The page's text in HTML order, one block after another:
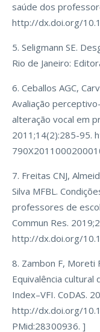
saúde dos
http://dx.doi.org/
5. Seligmann SE.
Rio de Janeiro:
6. Ceballos AGC,
Avaliação
alteração vocal em
2011;14(2):285-95.
7. Freitas CNJ,
Silva MFBL.
professores de
Commun Res.
http://dx.doi.org/
8. Zambon F, Moreti
Equivalência cultural
Index–VFI. CoDAS.
http://dx.doi.org/
PMid:28300936. ]